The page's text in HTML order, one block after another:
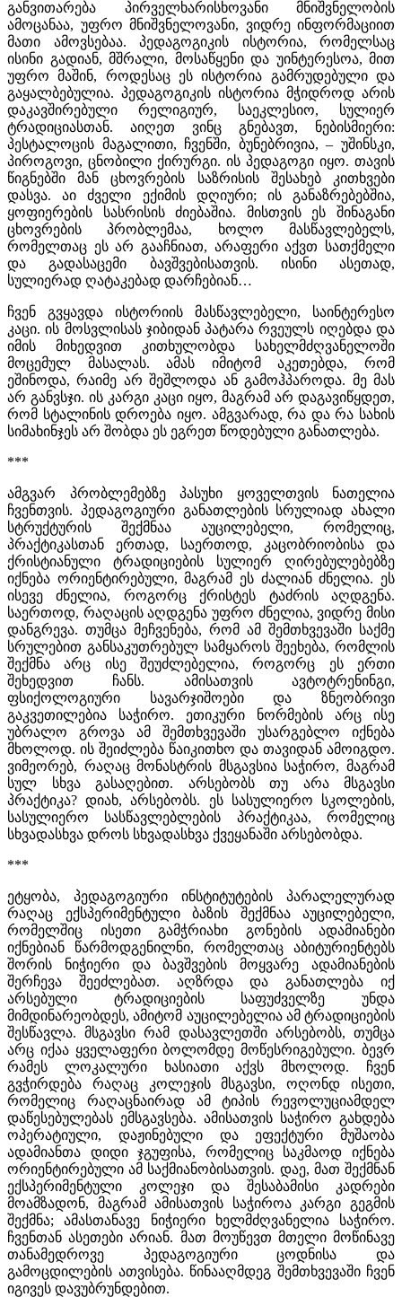
განვითარება პირველხარისხოვანი მნიშვნელობის
ამოცანაა, უფრო მნიშვნელოვანი, ვიდრე ინფორმაციით
მათი ამოვსებაა. პედაგოგიკის ისტორია, რომელსაც
ისინი გადიან, მშრალი, მოსაწყენი და უინტერესოა, მით
უფრო მაშინ, როდესაც ეს ისტორია გამრუდებული და
გაყალბებულია. პედაგოგიკის ისტორია მჭიდროდ არის
დაკავშირებული რელიგიურ, საეკლესიო, სულიერ
ტრადიციასთან. აიღეთ ვინც გნებავთ, ნებისმიერი:
პესტალოცის მაგალითი, ჩვენში, ბუნებრივია, – უშინსკი,
პიროგოვი, ცნობილი ქირურგი. ის პედაგოგი იყო. თავის
წიგნებში მან ცხოვრების საზრისის შესახებ კითხვები
დასვა. აი ძველი ექიმის დღიური; ის განაზრებებშია,
ყოფიერების სასრისის ძიებაშია. მისთვის ეს შინაგანი
ცხოვრების პრობლემაა, ხოლო მასწავლებელს,
რომელთაც ეს არ გააჩნიათ, არაფერი აქვთ სათქმელი
და გადასაცემი ბავშვებისათვის. ისინი ასეთად,
სულიერად ღატაკებად დარჩებიან…
ჩვენ გვყავდა ისტორიის მასწავლებელი, საინტერესო
კაცი. ის მოსვლისას ჯიბიდან პატარა რვეულს იღებდა და
იმის მიხედვით კითხულობდა სახელმძღვანელოში
მოცემულ მასალას. ამას იმიტომ აკეთებდა, რომ
ეშინოდა, რაიმე არ შეშლოდა ან გამოჰპაროდა. მე მას
არ განვსჯი. ის კარგი კაცი იყო, მაგრამ არ დაგავიწყდეთ,
რომ სტალინის დროება იყო. ამგვარად, რა და რა სახის
სიმახინჯეს არ შობდა ეს ეგრეთ წოდებული განათლება.
***
ამგვარ პრობლემებზე პასუხი ყოველთვის ნათელია
ჩვენთვის. პედაგოგიური განათლების სრულიად ახალი
სტრუქტურის შექმნაა აუცილებელი, რომელიც,
პრაქტიკასთან ერთად, საერთოდ, კაცობრიობისა და
ქრისტიანული ტრადიციების სულიერ ღირებულებებზე
იქნება ორიენტირებული, მაგრამ ეს ძალიან ძნელია. ეს
ისევე ძნელია, როგორც ქრისტეს ტაძრის აღდგენა.
საერთოდ, რაღაცის აღდგენა უფრო ძნელია, ვიდრე მისი
დანგრევა. თუმცა მეჩვენება, რომ ამ შემთხვევაში საქმე
სრულებით განსაკუთრებულ სამყაროს შეეხება, რომლის
შექმნა არც ისე შეუძლებელია, როგორც ეს ერთი
შეხედვით ჩანს. ამისათვის ავტოტრენინგი,
ფსიქოლოგიური სავარჯიშოები და ზნეობრივი
გაკვეთილებია საჭირო. ეთიკური ნორმების არც ისე
უბრალო გროვა ამ შემთხვევაში უსარგებლო იქნება
მხოლოდ. ის შეიძლება წაიკითხო და თავიდან ამოიგდო.
ვიმეორებ, რაღაც მონასტრის მსგავსია საჭირო, მაგრამ
სულ სხვა გასაღებით. არსებობს თუ არა მსგავსი
პრაქტიკა? დიახ, არსებობს. ეს სასულიერო სკოლების,
სასულიერო სასწავლებლების პრაქტიკაა, რომელიც
სხვადასხვა დროს სხვადასხვა ქვეყანაში არსებობდა.
***
ეტყობა, პედაგოგიური ინსტიტუტების პარალელურად
რაღაც ექსპერიმენტული ბაზის შექმნაა აუცილებელი,
რომელშიც ისეთი გამჭრიახი გონების ადამიანები
იქნებიან წარმოდგენილნი, რომელთაც აბიტურიენტებს
შორის ნიჭიერი და ბავშვების მოყვარე ადამიანების
შერჩევა შეეძლებათ. აღზრდა და განათლება იქ
არსებული ტრადიციების საფუძველზე უნდა
მიმდინარეობდეს, ამიტომ აუცილებელია ამ ტრადიციების
შესწავლა. მსგავსი რამ დასავლეთში არსებობს, თუმცა
არც იქაა ყველაფერი ბოლომდე მოწესრიგებული. ბევრ
რამეს ლოკალური ხასიათი აქვს მხოლოდ. ჩვენ
გვჭირდება რაღაც კოლეჯის მსგავსი, ოღონდ ისეთი,
რომელიც რაღაცნაირად ამ ტიპის რევოლუციამდელ
დაწესებულებას ემსგავსება. ამისათვის საჭირო გახდება
ოპერატიული, დაჟინებული და ეფექტური მუშაობა
ადამიანთა დიდი ჯგუფისა, რომელიც საკმაოდ იქნება
ორიენტირებული ამ საქმიანობისათვის. დაე, მათ შექმნან
ექსპერიმენტული კოლეჯი და შესაბამისი კადრები
მოამზადონ, მაგრამ ამისათვის საჭიროა კარგი გეგმის
შექმნა; ამასთანავე ნიჭიერი ხელმძღვანელია საჭირო.
ჩვენთან ასეთები არიან. მათ მოუწევთ მთელი მოწინავე
თანამედროვე პედაგოგიური ცოდნისა და
გამოცდილების ათვისება. წინააღმდეგ შემთხვევაში ჩვენ
იგივეს დავუბრუნდებით.